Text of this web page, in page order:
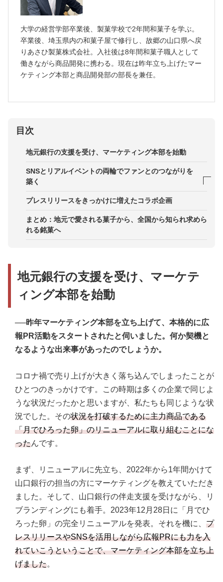
大学の経営学部卒業後、製菓学校で2年間和菓子を学ぶ。
卒業後、埼玉県内の和菓子屋で修行し、故郷の山口県へ戻
りあさひ製菓株式会社。入社後は8年間和菓子職人として
働きながら商品開発に携わる。現在は昨年立ち上げたマー
ケティング本部と商品開発部の部長を兼任。
目次
地元銀行の支援を受け、マーケティング本部を始動
SNSとリアルイベントの両輪でファンとのつながりを
築く
スピード感と情報の新鮮さを重視したSNSで新たな
リアルイベントは社員自身が楽しめることを大切に
プレスリリースをきっかけに増えたコラボ企画
まとめ：地元で愛される菓子から、全国から知られ求めら
れる銘菓へ
地元銀行の支援を受け、マーケテ
ィング本部を始動
──昨年マーケティング本部を立ち上げて、本格的に広
報PR活動をスタートされたと伺いました。何か契機と
なるような出来事があったのでしょうか。
コロナ禍で売り上げが大きく落ち込んでしまったことが
ひとつのきっかけです。この時期は多くの企業で同じよ
うな状況だったかと思いますが、私たちも同じような状
況でした。その状況を打破するために主力商品である
「月でひろった卵」のリニューアルに取り組むことにな
ったんです。
まず、リニューアルに先立ち、2022年から1年間かけて
山口銀行の担当の方にマーケティングを教えていただき
ました。そして、山口銀行の伴走支援を受けながら、リ
ブランディングにも着手。2023年12月28日に「月でひ
ろった卵」の完全リニューアルを発表。それを機に、 プ
レスリリースやSNSを活用しながら広報PRにも力を入
れていこうということで、マーケティング本部を立ち上
げました。